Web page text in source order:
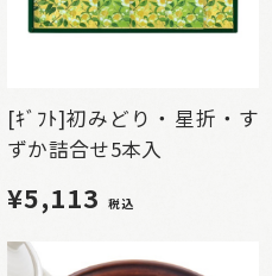
[ｷﾞﾌﾄ]初みどり・星折・す
ずか詰合せ5本入
¥5,113 税込